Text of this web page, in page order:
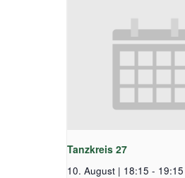
Tanzkreis 27
10. August | 18:15 - 19:15